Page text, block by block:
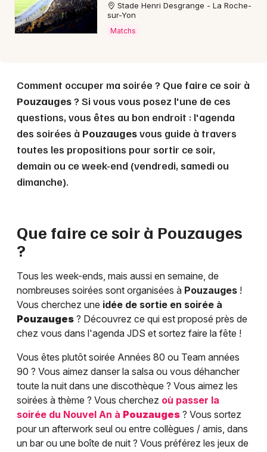
Je m'abonne
Stade Henri Desgrange - La Roche-
sur-Yon
Matchs
Comment occuper ma soirée ? Que faire ce soir à
Pouzauges? Si vous vous posez l'une de ces
questions, vous êtes au bon endroit : l'agenda
des soirées à Pouzaugesvous guide à travers
toutes les propositions pour sortir ce soir,
demain ou ce week-end (vendredi, samedi ou
dimanche).
Que faire ce soir à Pouzauges
?
Tous les week-ends, mais aussi en semaine, de
nombreuses soirées sont organisées à Pouzauges !
Vous cherchez une idée de sortie en soirée à
Pouzauges ? Découvrez ce qui est proposé près de
chez vous dans l'agenda JDS et sortez faire la fête !
Vous êtes plutôt soirée Années 80 ou Team années
90 ? Vous aimez danser la salsa ou vous déhancher
toute la nuit dans une discothèque ? Vous aimez les
soirées à thème ? Vous cherchez où passer la
soirée du Nouvel An à Pouzauges ? Vous sortez
pour un afterwork seul ou entre collègues / amis, dans
un bar ou une boîte de nuit ? Vous préférez les jeux de